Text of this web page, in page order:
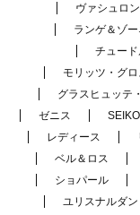
ヴァシュロ
ランゲ＆ゾー
チュード
モリッツ・グ
グラスヒュッテ
ゼニス
SEIKO
レディース
ベル＆ロス
ショパール
ユリスナルダン